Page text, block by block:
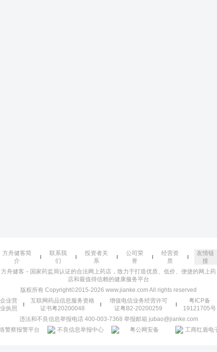
方舟健客简
介
联系我
们
投资者关
系
公司荣
誉
经营资
质
友情链
接
方舟健客－国家药监局认证的合法网上药店，致力于打造优质、低价、便捷的网上药
店和最值得信赖的健康服务平台
版权所有 Copyright©2015-2026 www.jianke.com All rights reserved
企业营
业执照
互联网药品信息服务资格
证书粤20200048
增值电信业务经营许可
证粤B2-20200259
粤ICP备
19121705号
违法和不良信息举报电话 400-003-7368 举报邮箱 jubao@jianke.com